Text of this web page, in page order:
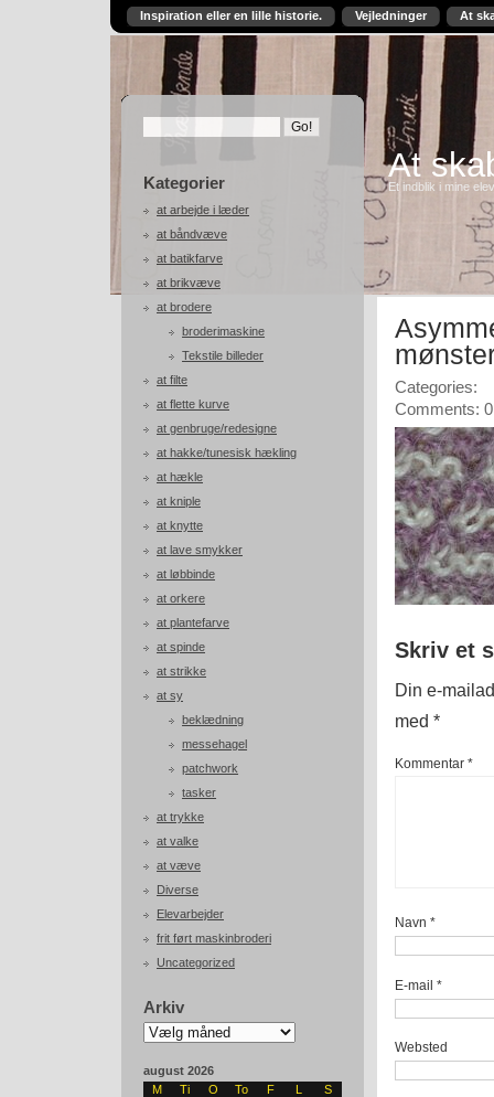
Inspiration eller en lille historie. Vejledninger At
Kategorier
at arbejde i læder
at båndvæve
at batikfarve
at brikvæve
at brodere
broderimaskine
Tekstile billeder
at filte
at flette kurve
at genbruge/redesigne
at hakke/tunesisk hækling
at hækle
at kniple
at knytte
at lave smykker
at løbbinde
at orkere
at plantefarve
at spinde
at strikke
at sy
beklædning
messehagel
patchwork
tasker
at trykke
at valke
at væve
Diverse
Elevarbejder
frit ført maskinbroderi
Uncategorized
Arkiv
Arkiv
august 2026
M
Ti O To F L
S
At
Et indblik i mine
Categories:
Comments: 0
Skriv et
Din e-
med *
Kommentar *
Navn *
E-mail *
Websted